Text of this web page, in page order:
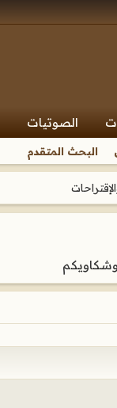
الصوتيات
البحث المتقدم